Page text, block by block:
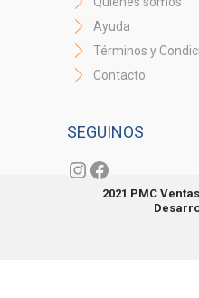
Ayuda
Términos y
Contacto
SEGUINOS
Instagram
Facebook
2021 PMC